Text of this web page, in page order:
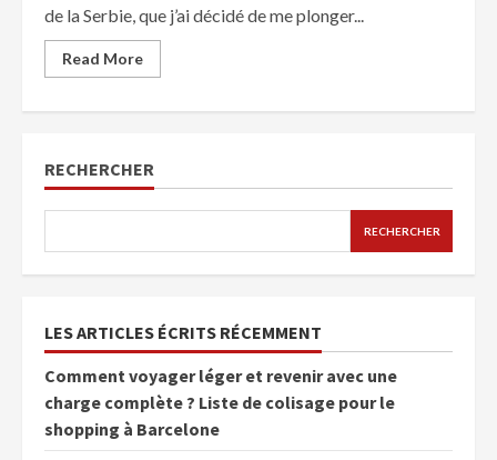
de la Serbie, que j’ai décidé de me plonger...
Read More
RECHERCHER
RECHERCHER
LES ARTICLES ÉCRITS RÉCEMMENT
Comment voyager léger et revenir avec une
charge complète ? Liste de colisage pour le
shopping à Barcelone